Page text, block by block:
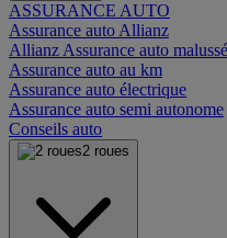
ASSURANCE AUTO
Assurance auto Allianz
Allianz Assurance auto
Assurance auto au km
Assurance auto électrique
Assurance auto semi autonome
Conseils auto
2 roues